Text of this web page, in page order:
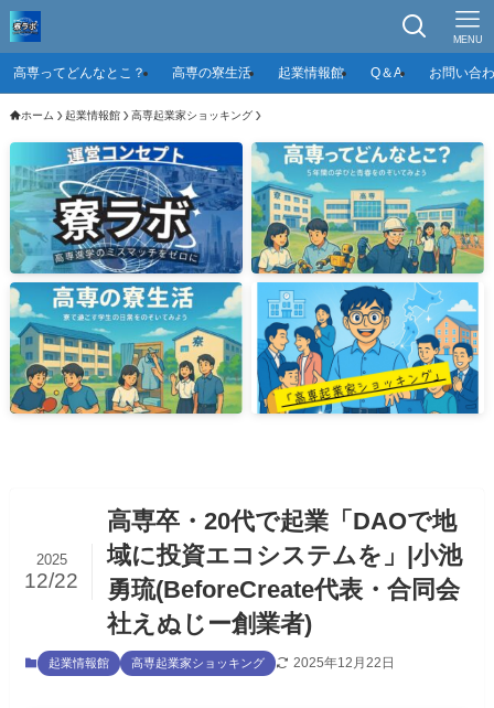
MENU
高専ってどんなとこ？ 高専の寮生活 起業情報館 Q＆A お問い合
ホーム 起業情報館 高専起業家ショッキング
高専卒・20代で起業「DAOで地
域に投資エコシステムを」|小池
勇琉(BeforeCreate代表・合同会
社えぬじー創業者)
2025
12/22
起業情報館 高専起業家ショッキング 2025年12月22日